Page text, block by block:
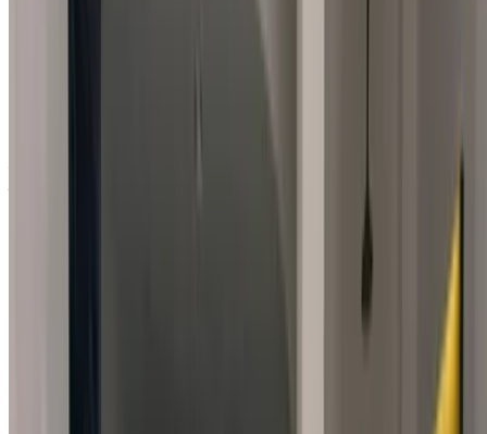
Sauvegarder des voitures. Suivez les prix. Réservez plus